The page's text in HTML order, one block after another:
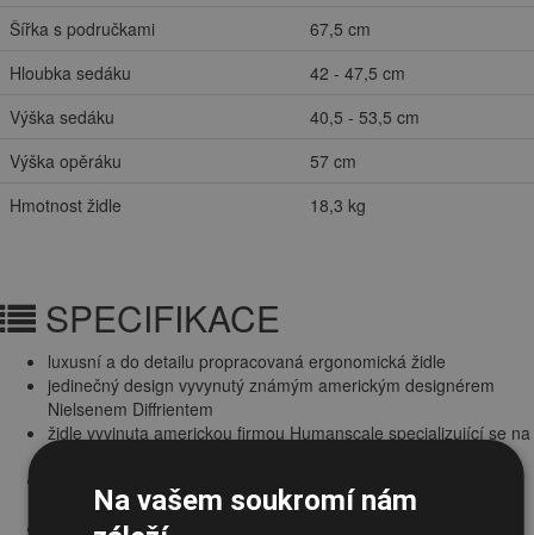
Šířka s područkami
67,5 cm
Hloubka sedáku
42 - 47,5 cm
Výška sedáku
40,5 - 53,5 cm
Výška opěráku
57 cm
Hmotnost židle
18,3 kg
SPECIFIKACE
luxusní a do detailu propracovaná ergonomická židle
jedinečný design vyvynutý známým americkým designérem
Nielsenem Diffrientem
židle vyvinuta americkou firmou Humanscale specializující se na
sedákem a opěrákem
optimální individuální rozdělení váhy uživatele mezi sedákem a
Na vašem soukromí nám